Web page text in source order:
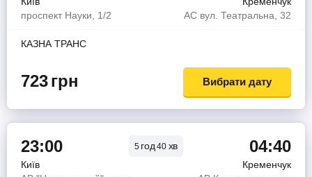
проспект Науки, 1/2
АС вул. Театральна, 32
КАЗНА ТРАНС
723грн Вибрати дату
23:00 5 год40 хв 04:40
Київ
Кременчук